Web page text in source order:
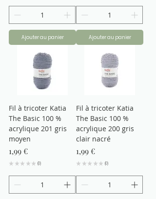
Ajouter au panier Ajouter au panier
Fil à tricoter Katia
The Basic 100 %
acrylique 201 gris
moyen
Prix
1,99 €
★ ★ ★ ★ ★ 0
0
Fil à tricoter Katia
The Basic 100 %
acrylique 200 gris
clair nacré
Prix
1,99 €
★ ★ ★ ★ ★ 0
0